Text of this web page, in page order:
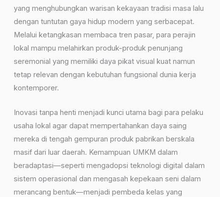
yang menghubungkan warisan kekayaan tradisi masa lalu
dengan tuntutan gaya hidup modern yang serbacepat.
Melalui ketangkasan membaca tren pasar, para perajin
lokal mampu melahirkan produk-produk penunjang
seremonial yang memiliki daya pikat visual kuat namun
tetap relevan dengan kebutuhan fungsional dunia kerja
kontemporer.
Inovasi tanpa henti menjadi kunci utama bagi para pelaku
usaha lokal agar dapat mempertahankan daya saing
mereka di tengah gempuran produk pabrikan berskala
masif dari luar daerah. Kemampuan UMKM dalam
beradaptasi—seperti mengadopsi teknologi digital dalam
sistem operasional dan mengasah kepekaan seni dalam
merancang bentuk—menjadi pembeda kelas yang